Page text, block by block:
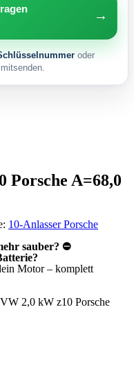
→
oder
Porsche A=68,0
10-Anlasser Porsche
sauber? ⛔
Motor – komplett
2,0 kW z10 Porsche